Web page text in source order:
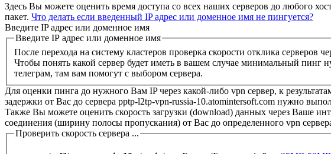
Здесь Вы можете оценить время доступа со всех наших серверов до любого
пакет. Что делать если введенный IP адрес или доменное имя не пингуется?
Введите IP адрес или доменное имя
Введите IP адрес или доменное имя
После перехода на систему кластеров проверка скорости отклика серверов
Чтобы понять какой сервер будет иметь в вашем случае минимальный пинг
телеграм, там вам помогут с выбором сервера.
Для оценки пинга до нужного Вам IP через какой-либо vpn сервер, к
задержки от Вас до сервера pptp-l2tp-vpn-russia-10.atomintersoft.com нужно
Также Вы можете оценить скорость загрузки (download) данных через Ваше
соединения (ширину полосы пропускания) от Вас до определенного vpn
Проверить скорость сервера ...